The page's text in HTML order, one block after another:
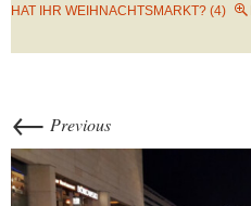
HAT IHR WEIHNACHTSMARKT? (4)
← Previous